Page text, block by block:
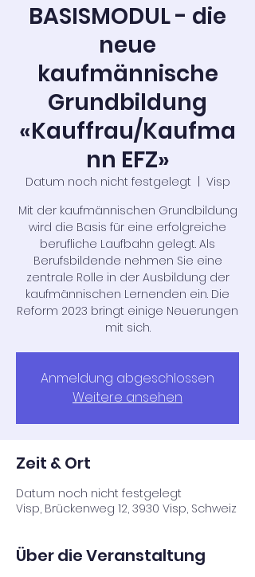
BASISMODUL - die
neue
kaufmännische
Grundbildung
«Kauffrau/Kaufma
nn EFZ»
Datum noch nicht festgelegt
Visp
Mit der kaufmännischen Grundbildung
wird die Basis für eine erfolgreiche
berufliche Laufbahn gelegt. Als
Berufsbildende nehmen Sie eine
zentrale Rolle in der Ausbildung der
kaufmännischen Lernenden ein. Die
Reform 2023 bringt einige Neuerungen
mit sich.
Anmeldung abgeschlossen
Weitere ansehen
Zeit & Ort
Datum noch nicht festgelegt
Visp, Brückenweg 12, 3930 Visp, Schweiz
Über die Veranstaltung